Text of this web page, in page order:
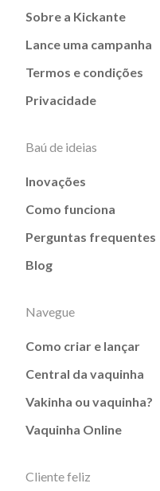
Sobre a Kickante
Lance uma campanha
Termos e condições
Privacidade
Baú de ideias
Inovações
Como funciona
Perguntas frequentes
Blog
Navegue
Como criar e lançar
Central da vaquinha
Vakinha ou vaquinha?
Vaquinha Online
Cliente feliz